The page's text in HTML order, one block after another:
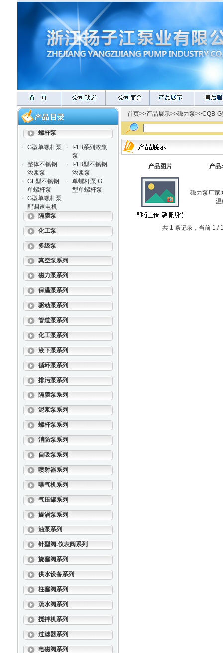
螺杆泵
·
G型单螺杆泵 ·
I-1B系列浓浆
泵
·
整体不锈钢
浓浆泵
·
I-1B型不锈钢
浓浆泵
·
GF型不锈钢
单螺杆泵
·
单螺杆泵|G
型单螺杆泵
·
G型单螺杆泵
配调速电机
隔膜泵
化工泵
多级泵
真空泵系列
磁力泵系列
保温泵系列
驱动泵系列
管道泵系列
化工泵系列
液下泵系列
循环泵系列
排污泵系列
隔膜泵系列
泥浆泵系列
螺杆泵系列
消防泵系列
自吸泵系列
喷射器系列
曝气机系列
气压罐系列
旋涡泵系列
油泵系列
针型阀.仪表阀系列
旋塞阀系列
供水设备系列
柱塞阀系列
疏水阀系列
搅拌机系列
过滤器系列
电磁阀系列
首页>>产品展示>>磁力泵>>CQB-
产品图片 产品
磁力泵厂家
温
共 1 条记录，当前 1